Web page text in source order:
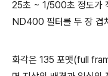
25초 ~ 1/500초 정도가
ND400 필터를 두 장 겹
화각은 135 포맷(full